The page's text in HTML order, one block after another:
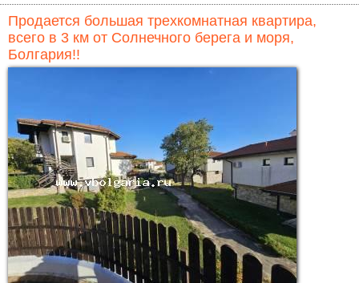
Продается большая трехкомнатная квартира,
всего в 3 км от Солнечного берега и моря,
Болгария!!